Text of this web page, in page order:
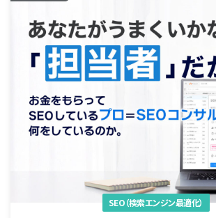
SEO（検索エンジン最適化）